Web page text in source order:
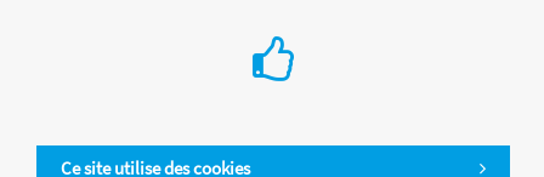
Ce site utilise des cookies